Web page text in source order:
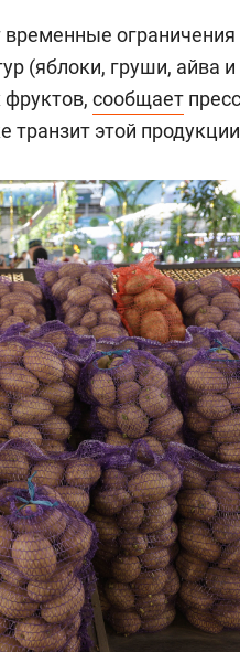
ограничения
(яблоки, груши, айва и
сообщает
транзит этой
в дикой
работа
и физическим
как основа
команд